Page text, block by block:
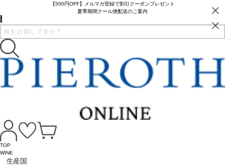
【500円OFF】メルマガ登録で割引クーポンプレゼント
夏季期間クール便配送のご案内
TOP
WINE
生産国